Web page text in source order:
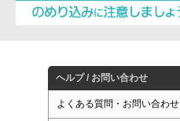
ヘルプ / お問い合わせ
よくある質問・お問い合わせ